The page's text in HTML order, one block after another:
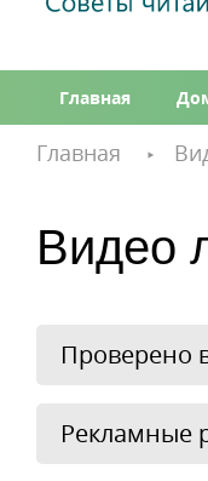
Главная
Главная
Видео
Проверено
Рекламные